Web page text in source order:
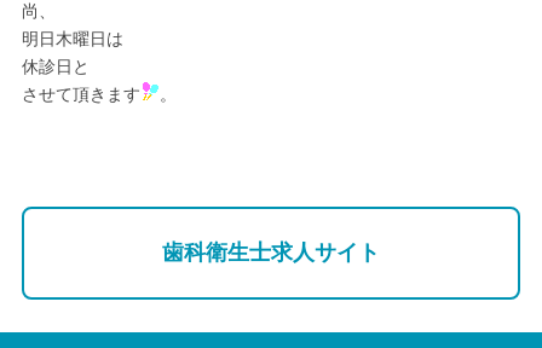
尚、
明日木曜日は
休診日と
させて頂きます
。
歯科衛生士求人サイト